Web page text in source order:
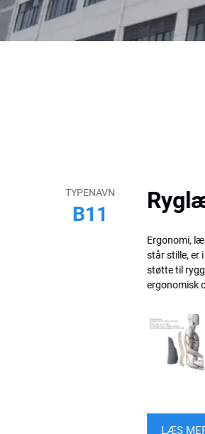
Ryglæn
Ergonomi, lænderyg kudde der
står stille, er i bevægelse eller
støtte til ryggen. Som at støtte
ergonomisk og meget sikker